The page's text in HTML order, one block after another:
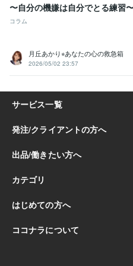
〜自分の機嫌は自分でとる練習
コラム
月丘あかり⭐︎あなたの心の救急箱
2026/05/02 23:57